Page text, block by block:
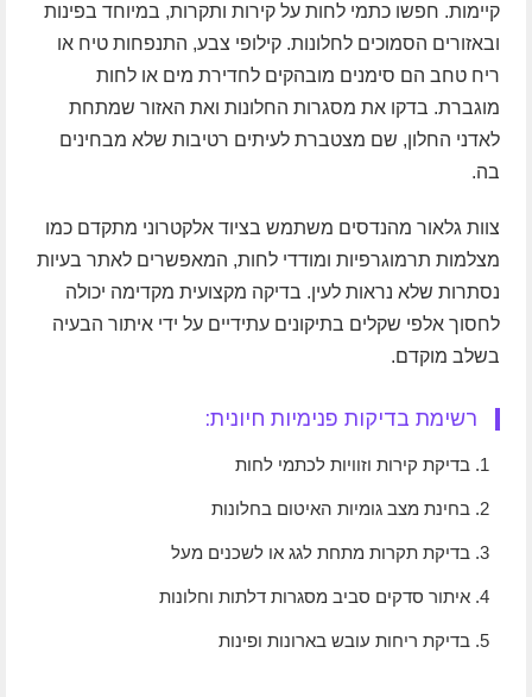
קיימות. חפשו כתמי לחות על קירות ותקרות, במיוחד בפינות
ובאזורים הסמוכים לחלונות. קילופי צבע, התנפחות טיח או
ריח טחב הם סימנים מובהקים לחדירת מים או לחות
מוגברת. בדקו את מסגרות החלונות ואת האזור שמתחת
לאדני החלון, שם מצטברת לעיתים רטיבות שלא מבחינים
בה.
צוות גלאור מהנדסים משתמש בציוד אלקטרוני מתקדם כמו
מצלמות תרמוגרפיות ומודדי לחות, המאפשרים לאתר בעיות
נסתרות שלא נראות לעין. בדיקה מקצועית מקדימה יכולה
לחסוך אלפי שקלים בתיקונים עתידיים על ידי איתור הבעיה
בשלב מוקדם.
רשימת בדיקות פנימיות חיונית:
בדיקת קירות וזוויות לכתמי לחות
בחינת מצב גומיות האיטום בחלונות
בדיקת תקרות מתחת לגג או לשכנים מעל
איתור סדקים סביב מסגרות דלתות וחלונות
בדיקת ריחות עובש בארונות ופינות